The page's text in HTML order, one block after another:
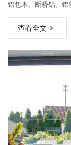
铝包木、断桥铝、
满足不同客户的需求。
查看全文